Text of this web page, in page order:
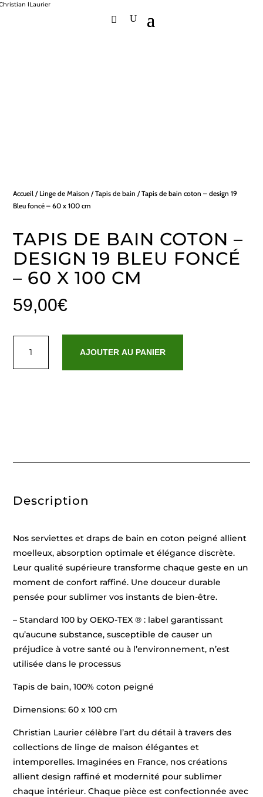
Accueil / Linge de Maison /Tapis de bain / Tapis de bain coton – design 19
Bleu foncé – 60 x 100 cm
TAPIS DE BAIN COTON –
DESIGN 19 BLEU FONCÉ
– 60 X 100 CM
59,00€
100
AJOUTER AU PANIER
Description
Nos serviettes et draps de bain en coton peigné allient
moelleux, absorption optimale et élégance discrète.
Leur qualité supérieure transforme chaque geste en un
moment de confort raffiné. Une douceur durable
pensée pour sublimer vos instants de bien-être.
– Standard 100 by OEKO-TEX ® : label garantissant
qu’aucune substance, susceptible de causer un
préjudice à votre santé ou à l’environnement, n’est
utilisée dans le processus
Tapis de bain, 100% coton peigné
Dimensions: 60 x 100 cm
Christian Laurier célèbre l’art du détail à travers des
collections de linge de maison élégantes et
intemporelles. Imaginées en France, nos créations
allient design raffiné et modernité pour sublimer
chaque intérieur. Chaque pièce est confectionnée avec